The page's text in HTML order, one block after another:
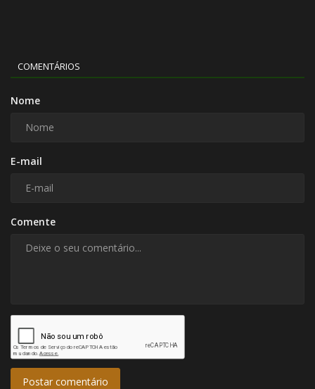
COMENTÁRIOS
Nome
E-mail
Comente
Postar comentário